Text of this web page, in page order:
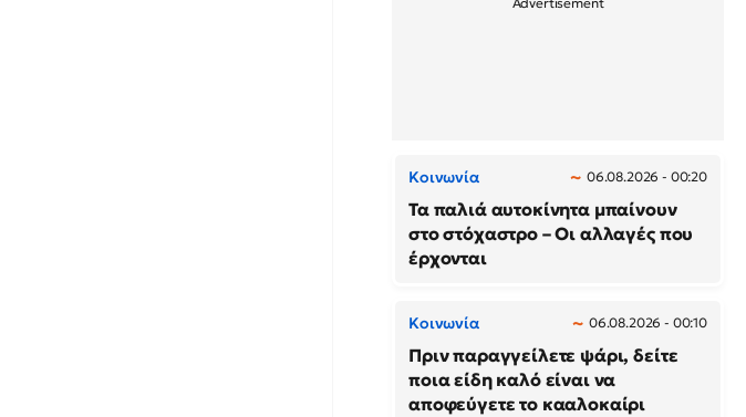
Κοινωνία 06.08.2026 - 00:20
Τα παλιά αυτοκίνητα μπαίνουν
στο στόχαστρο – Οι αλλαγές που
έρχονται
Κοινωνία 06.08.2026 - 00:10
Πριν παραγγείλετε ψάρι, δείτε
ποια είδη καλό είναι να
αποφεύγετε το κααλοκαίρι